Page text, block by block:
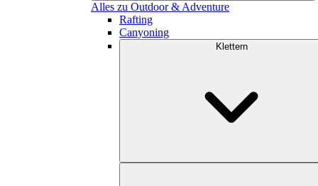
Alles zu Outdoor & Adventure
Rafting
Canyoning
Klettern